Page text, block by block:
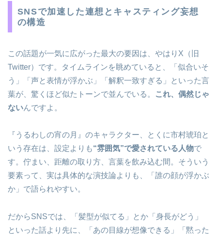
SNSで加速した連想とキャスティング妄想
の構造
この話題が一気に広がった最大の要因は、やはりX（旧
Twitter）です。タイムラインを眺めていると、「似合いそ
う」「声と表情が浮かぶ」「解釈一致すぎる」といった言
葉が、驚くほど似たトーンで並んでいる。
これ、偶然じゃ
ないんですよ。
『うるわしの宵の月』のキャラクター、とくに市村琥珀と
いう存在は、設定よりも“雰囲気”で愛されている人物で
す。佇まい、距離の取り方、言葉を飲み込む間。そういう
要素って、実は具体的な演技論よりも、「誰の顔が浮かぶ
か」で語られやすい。
だからSNSでは、「髪型が似てる」とか「身長がどう」
といった話より先に、「あの目線が想像できる」「黙った